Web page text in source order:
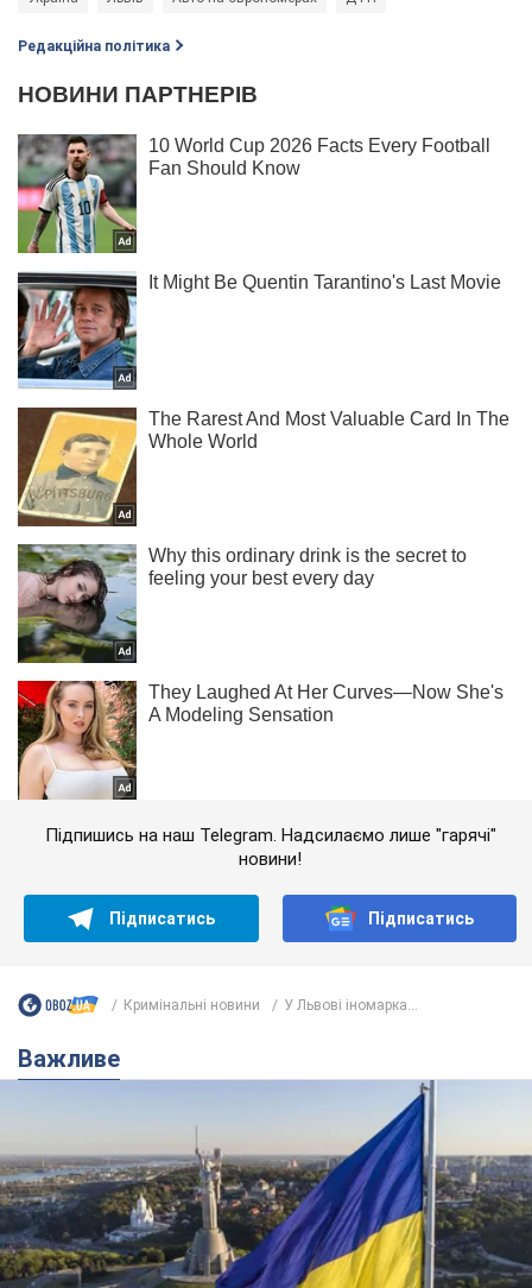
Редакційна політика
Підпишись на наш Telegram. Надсилаємо лише "гарячі"
новини!
Підписатись Підписатись
Кримінальні новини У Львові іномарка...
Важливе